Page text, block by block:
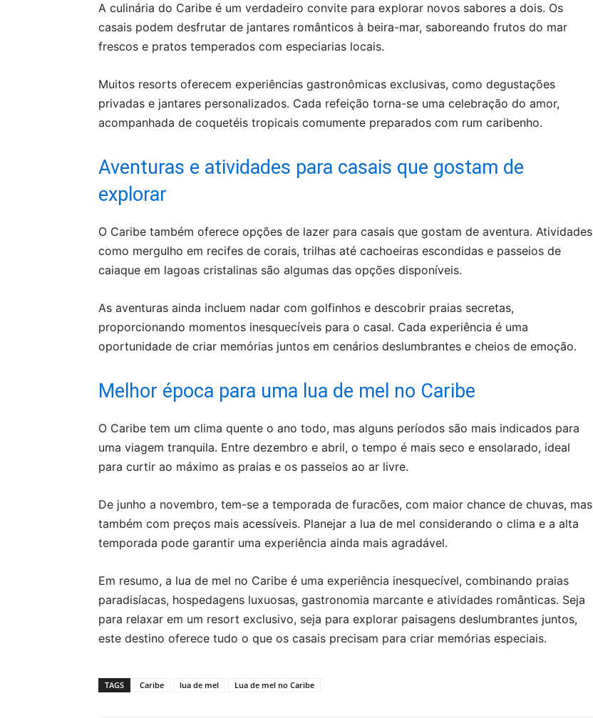
A culinária do Caribe é um verdadeiro convite para explorar novos sabores a dois. Os
casais podem desfrutar de jantares românticos à beira-mar, saboreando frutos do mar
frescos e pratos temperados com especiarias locais.
Muitos resorts oferecem experiências gastronômicas exclusivas, como degustações
privadas e jantares personalizados. Cada refeição torna-se uma celebração do amor,
acompanhada de coquetéis tropicais comumente preparados com rum caribenho.
Aventuras e atividades para casais que gostam de
explorar
O Caribe também oferece opções de lazer para casais que gostam de aventura. Atividades
como mergulho em recifes de corais, trilhas até cachoeiras escondidas e passeios de
caiaque em lagoas cristalinas são algumas das opções disponíveis.
As aventuras ainda incluem nadar com golfinhos e descobrir praias secretas,
proporcionando momentos inesquecíveis para o casal. Cada experiência é uma
oportunidade de criar memórias juntos em cenários deslumbrantes e cheios de emoção.
Melhor época para uma lua de mel no Caribe
O Caribe tem um clima quente o ano todo, mas alguns períodos são mais indicados para
uma viagem tranquila. Entre dezembro e abril, o tempo é mais seco e ensolarado, ideal
para curtir ao máximo as praias e os passeios ao ar livre.
De junho a novembro, tem-se a temporada de furacões, com maior chance de chuvas, mas
também com preços mais acessíveis. Planejar a lua de mel considerando o clima e a alta
temporada pode garantir uma experiência ainda mais agradável.
Em resumo, a lua de mel no Caribe é uma experiência inesquecível, combinando praias
paradisíacas, hospedagens luxuosas, gastronomia marcante e atividades românticas. Seja
para relaxar em um resort exclusivo, seja para explorar paisagens deslumbrantes juntos,
este destino oferece tudo o que os casais precisam para criar memórias especiais.
TAGS Caribe lua de mel Lua de mel no Caribe